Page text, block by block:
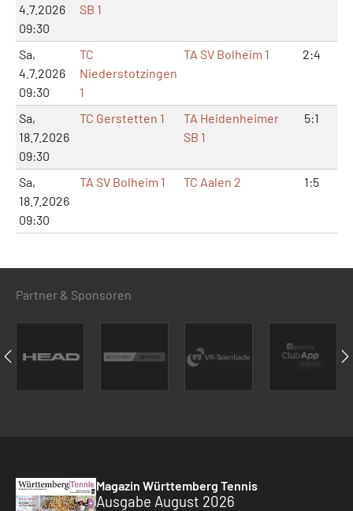
4.7.2026
09:30
SB 1
Sa,
4.7.2026
09:30
TC
Niederstotzingen
1
TA SV Bolheim 1 2:4
Sa,
18.7.2026
09:30
TC Gerstetten 1
TA Heidenheimer
SB 1
5:1
Sa,
18.7.2026
09:30
TA SV Bolheim 1 TC Aalen 2 1:5
Partner & Sponsoren
Magazin Württemberg Tennis
Ausgabe August 2026